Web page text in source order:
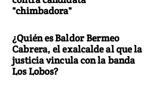
"chimbadora"
¿Quién es Baldor Bermeo
Cabrera, el exalcalde al que la
justicia vincula con la banda
Los Lobos?